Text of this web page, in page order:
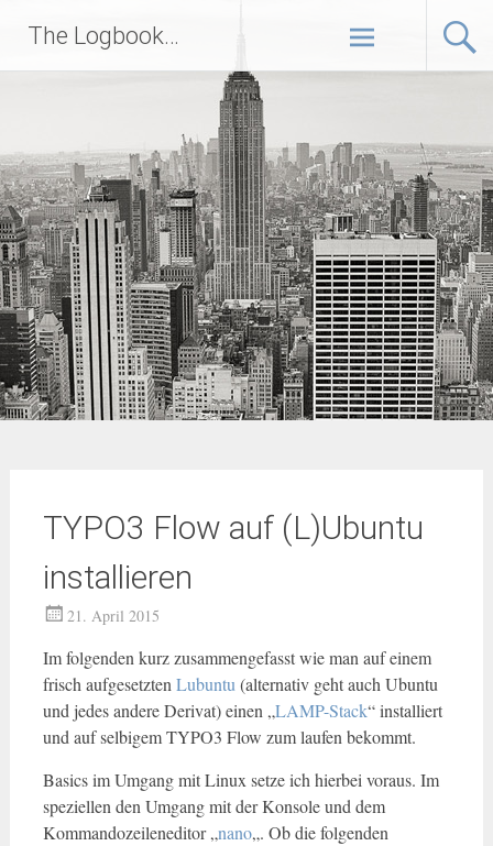
The Logbook…
TYPO3 Flow auf (L)Ubuntu
installieren
21. April 2015
Im folgenden kurz zusammengefasst wie man auf einem
frisch aufgesetzten Lubuntu (alternativ geht auch Ubuntu
und jedes andere Derivat) einen „LAMP-Stack“ installiert
und auf selbigem TYPO3 Flow zum laufen bekommt.
Basics im Umgang mit Linux setze ich hierbei voraus. Im
speziellen den Umgang mit der Konsole und dem
Kommandozeileneditor „nano„. Ob die folgenden